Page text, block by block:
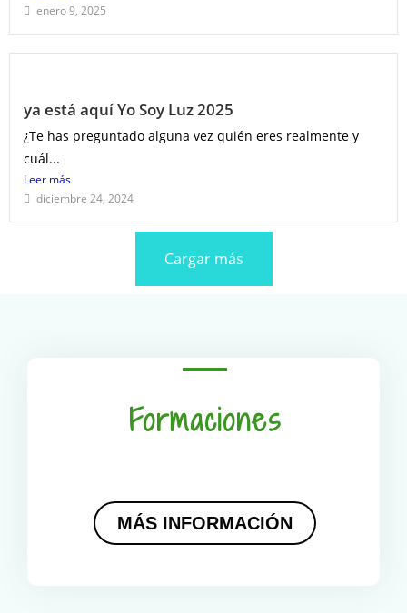
enero 9, 2025
ya está aquí Yo Soy Luz 2025
¿Te has preguntado alguna vez quién eres realmente y
cuál...
Leer más
diciembre 24, 2024
Cargar más
Formaciones
MÁS INFORMACIÓN